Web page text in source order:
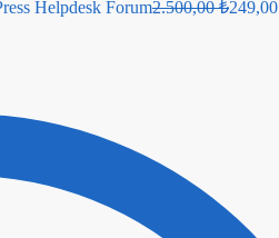
Helpdesk Forum2.500,00₺249,00